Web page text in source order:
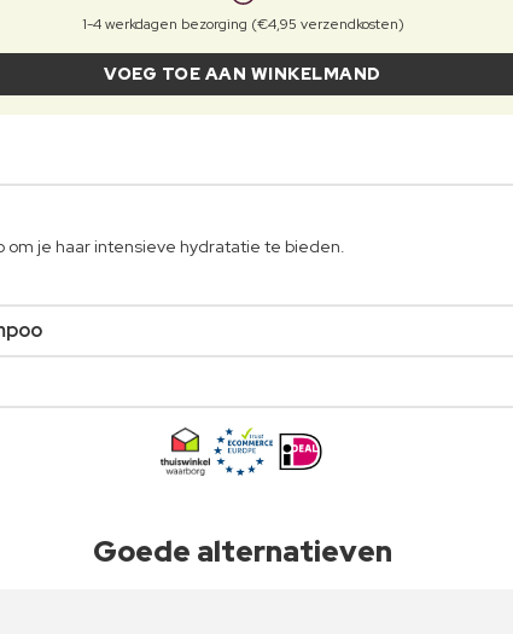
1-4 werkdagen bezorging (€4,95 verzendkosten)
VOEG TOE AAN WINKELMAND
om je haar intensieve hydratatie te bieden.
Goede alternatieven